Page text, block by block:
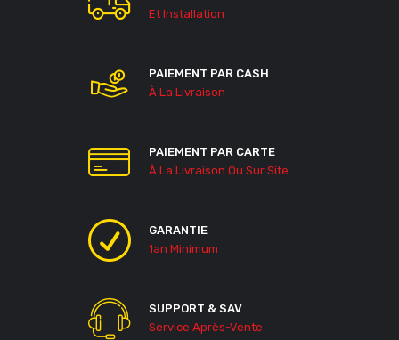
Et Installation
PAIEMENT PAR CASH
À La Livraison
PAIEMENT PAR CARTE
À La Livraison Ou Sur Site
GARANTIE
1an Minimum
SUPPORT & SAV
Service Après-Vente